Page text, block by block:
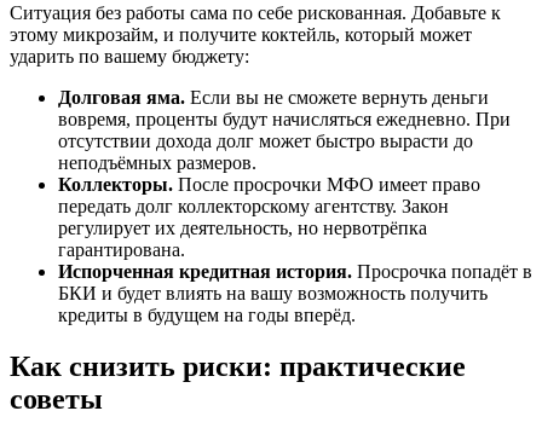
Ситуация без работы сама по себе рискованная. Добавьте к
этому микрозайм, и получите коктейль, который может
ударить по вашему бюджету:
Долговая яма. Если вы не сможете вернуть деньги
вовремя, проценты будут начисляться ежедневно. При
отсутствии дохода долг может быстро вырасти до
неподъёмных размеров.
Коллекторы. После просрочки МФО имеет право
передать долг коллекторскому агентству. Закон
регулирует их деятельность, но нервотрёпка
гарантирована.
Испорченная кредитная история. Просрочка попадёт в
БКИ и будет влиять на вашу возможность получить
кредиты в будущем на годы вперёд.
Как снизить риски: практические
советы